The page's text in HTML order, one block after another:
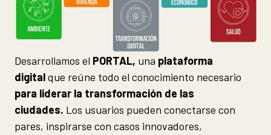
Desarrollamos el PORTAL, una plataforma
digitalque reúne todo el conocimiento necesario
para liderar la transformación de las
ciudades. Los usuarios pueden conectarse con
pares, inspirarse con casos innovadores,